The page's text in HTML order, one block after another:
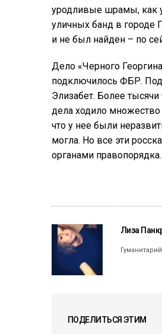
уродливые шрамы, как
уличных банд в городе
и не был найден – по
Дело «Черного Георгина
подключилось ФБР. Под
Элизабет. Более тысячи
дела ходило множество
что у нее были
могла. Но все эти
органами правопорядка.
Лиза
ПОДЕЛИТЬСЯ ЭТИМ